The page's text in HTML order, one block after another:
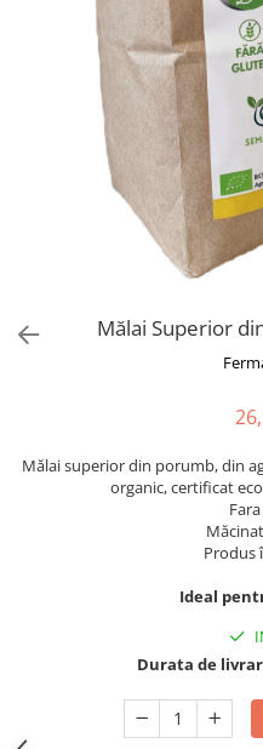
Mălai Superior
Mălai superior din porumb, din
organic, certificat
Produs
Ideal
Durata de